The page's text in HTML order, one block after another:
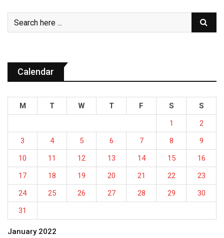
Calendar
January 2022
M T W T F S
S
1
2
3
4 5 6 7 8
9
10
11 12 13 14 15
16
17
18 19 20 21 22
23
24
25 26 27 28 29
30
31